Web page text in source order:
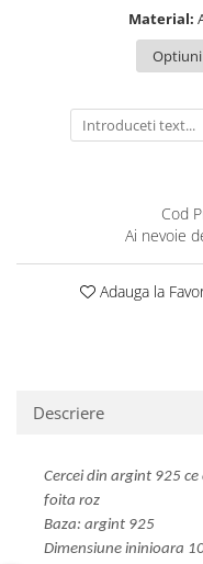
Material:
Cod
Ai nevoie
Adauga la
Descriere
Cercei din argint 925
foita roz
Baza: argint 925
​Dimensiune ininioara